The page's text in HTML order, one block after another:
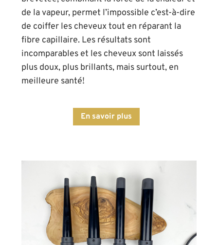
En savoir plus
de la vapeur, permet l’impossible c’est-à-dire
de coiffer les cheveux tout en réparant la
fibre capillaire. Les résultats sont
incomparables et les cheveux sont laissés
plus doux, plus brillants, mais surtout, en
meilleure santé!